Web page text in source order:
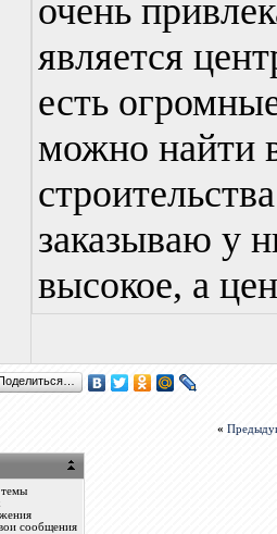
очень
является
есть
можно найти
заказываю у
высокое, а
«
темы
сообщения